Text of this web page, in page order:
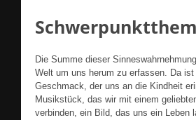
Die Summe dieser
Welt um uns herum zu erfassen. Da
Geschmack, der uns an die Kindheit
Musikstück, das wir mit einem
verbinden, ein Bild, das uns ein Leben